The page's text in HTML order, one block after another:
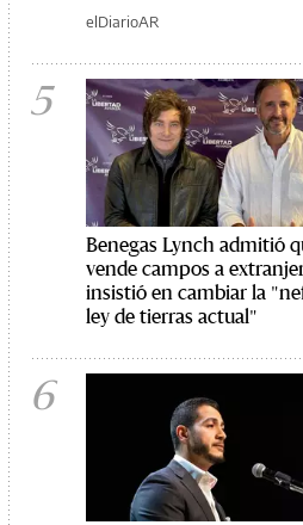
elDiarioAR
5
Benegas Lynch admitió
vende campos a
insistió en cambiar la
ley de tierras actual"
6